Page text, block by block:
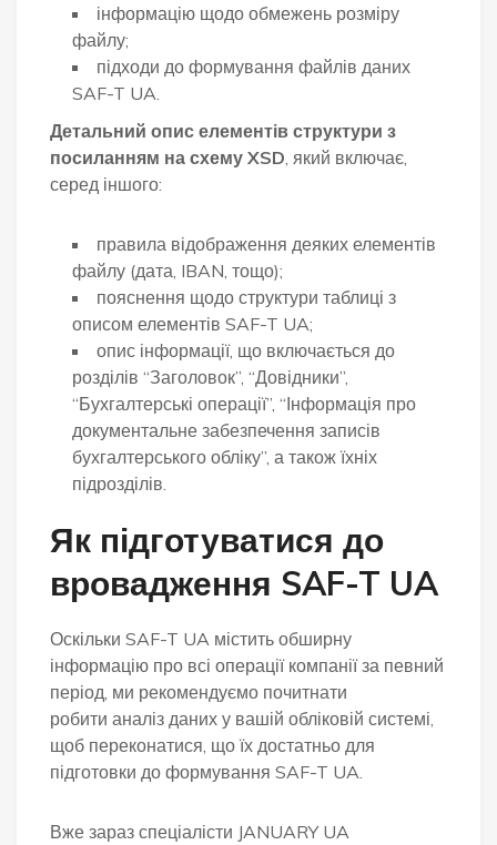
інформацію щодо обмежень розміру
файлу;
підходи до формування файлів даних
SAF-T UA.
Детальний опис елементів структури з
посиланням на схему XSD, який включає,
серед іншого:
правила відображення деяких елементів
файлу (дата, IBAN, тощо);
пояснення щодо структури таблиці з
описом елементів SAF-T UA;
опис інформації, що включається до
розділів “Заголовок”, “Довідники”,
“Бухгалтерські операції”, “Інформація про
документальне забезпечення записів
бухгалтерського обліку”, а також їхніх
підрозділів.
Як підготуватися до
вровадження SAF-T UA
Оскільки SAF-T UA містить обширну
інформацію про всі операції компанії за певний
період, ми рекомендуємо почитнати
робити аналіз даних у вашій обліковій системі,
щоб переконатися, що їх достатньо для
підготовки до формування SAF-T UA.
Вже зараз спеціалісти JANUARY UA